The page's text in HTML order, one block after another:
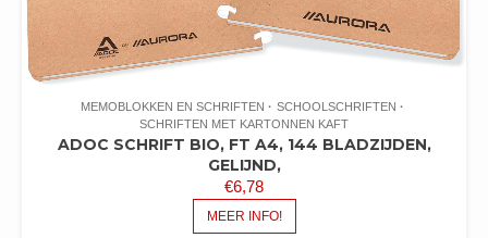
MEMOBLOKKEN EN SCHRIFTEN
SCHOOLSCHRIFTEN
SCHRIFTEN MET KARTONNEN KAFT
ADOC SCHRIFT BIO, FT A4, 144 BLADZIJDEN,
GELIJND,
€6,78
MEER INFO!